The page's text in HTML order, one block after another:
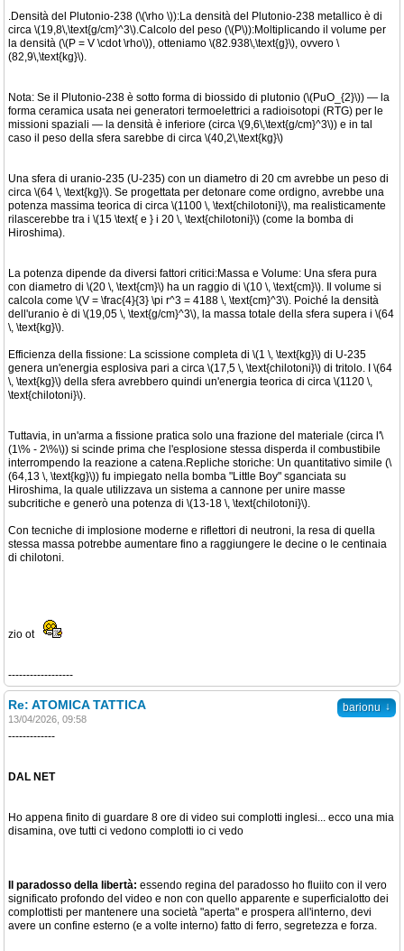
.Densità del Plutonio-238 (\(\rho \)):La densità del Plutonio-238 metallico è di
circa \(19,8\,\text{g/cm}^3\).Calcolo del peso (\(P\)):Moltiplicando il volume per
la densità (\(P = V \cdot \rho\)), otteniamo \(82.938\,\text{g}\), ovvero \
(82,9\,\text{kg}\).
Nota: Se il Plutonio-238 è sotto forma di biossido di plutonio (\(PuO_{2}\)) — la
forma ceramica usata nei generatori termoelettrici a radioisotopi (RTG) per le
missioni spaziali — la densità è inferiore (circa \(9,6\,\text{g/cm}^3\)) e in tal
caso il peso della sfera sarebbe di circa \(40,2\,\text{kg}\)
Una sfera di uranio-235 (U-235) con un diametro di 20 cm avrebbe un peso di
circa \(64 \, \text{kg}\). Se progettata per detonare come ordigno, avrebbe una
potenza massima teorica di circa \(1100 \, \text{chilotoni}\), ma realisticamente
rilascerebbe tra i \(15 \text{ e } i 20 \, \text{chilotoni}\) (come la bomba di
Hiroshima).
La potenza dipende da diversi fattori critici:Massa e Volume: Una sfera pura
con diametro di \(20 \, \text{cm}\) ha un raggio di \(10 \, \text{cm}\). Il volume si
calcola come \(V = \frac{4}{3} \pi r^3 = 4188 \, \text{cm}^3\). Poiché la densità
dell'uranio è di \(19,05 \, \text{g/cm}^3\), la massa totale della sfera supera i \(64
\, \text{kg}\).
Efficienza della fissione: La scissione completa di \(1 \, \text{kg}\) di U-235
genera un'energia esplosiva pari a circa \(17,5 \, \text{chilotoni}\) di tritolo. I \(64
\, \text{kg}\) della sfera avrebbero quindi un'energia teorica di circa \(1120 \,
\text{chilotoni}\).
Tuttavia, in un'arma a fissione pratica solo una frazione del materiale (circa l'\
(1\% - 2\%\)) si scinde prima che l'esplosione stessa disperda il combustibile
interrompendo la reazione a catena.Repliche storiche: Un quantitativo simile (\
(64,13 \, \text{kg}\)) fu impiegato nella bomba "Little Boy" sganciata su
Hiroshima, la quale utilizzava un sistema a cannone per unire masse
subcritiche e generò una potenza di \(13-18 \, \text{chilotoni}\).
Con tecniche di implosione moderne e riflettori di neutroni, la resa di quella
stessa massa potrebbe aumentare fino a raggiungere le decine o le centinaia
di chilotoni.
zio ot
------------------
barionu ↓
Re: ATOMICA TATTICA
13/04/2026, 09:58
-------------
DAL NET
Ho appena finito di guardare 8 ore di video sui complotti inglesi... ecco una mia
disamina, ove tutti ci vedono complotti io ci vedo
Il paradosso della libertà: essendo regina del paradosso ho fluiito con il vero
significato profondo del video e non con quello apparente e superficialotto dei
complottisti per mantenere una società "aperta" e prospera all'interno, devi
avere un confine esterno (e a volte interno) fatto di ferro, segretezza e forza.